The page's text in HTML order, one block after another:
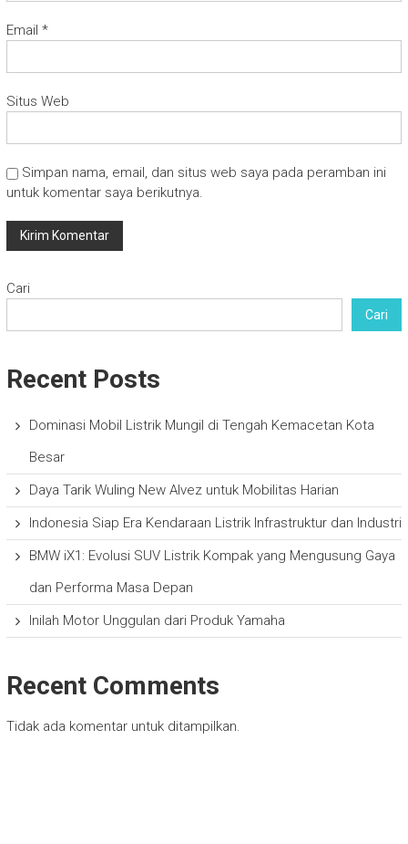
Email *
Situs Web
Simpan nama, email, dan situs web saya pada peramban ini
untuk komentar saya berikutnya.
Cari
Cari
Recent Posts
Dominasi Mobil Listrik Mungil di Tengah Kemacetan Kota
Besar
Daya Tarik Wuling New Alvez untuk Mobilitas Harian
Indonesia Siap Era Kendaraan Listrik Infrastruktur dan Industri
BMW iX1: Evolusi SUV Listrik Kompak yang Mengusung Gaya
dan Performa Masa Depan
Inilah Motor Unggulan dari Produk Yamaha
Recent Comments
Tidak ada komentar untuk ditampilkan.